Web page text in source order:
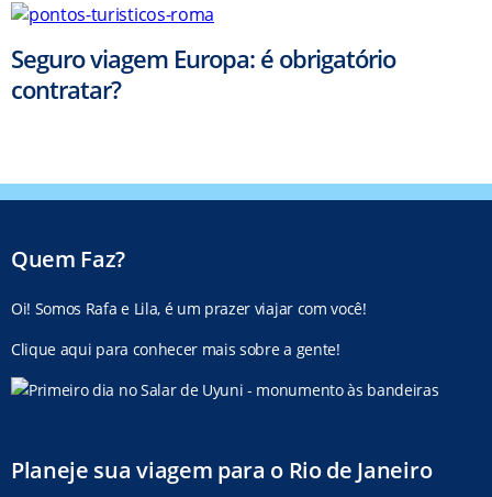
Seguro viagem Europa: é obrigatório
contratar?
Quem Faz?
Oi! Somos Rafa e Lila, é um prazer viajar com você!
Clique aqui para conhecer mais sobre a gente!
Planeje sua viagem para o Rio de Janeiro